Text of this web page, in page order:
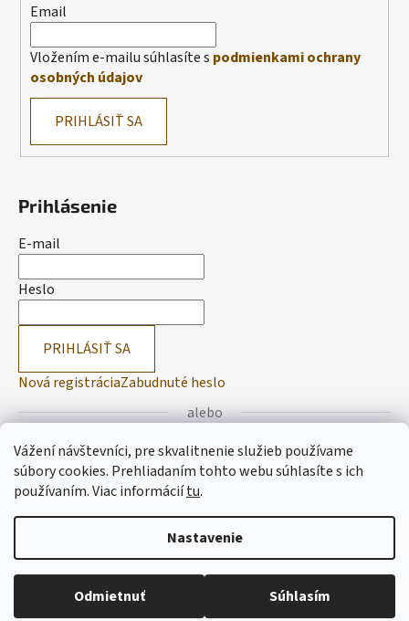
Vážení návštevníci, pre skvalitnenie služieb používame
súbory cookies. Prehliadaním tohto webu súhlasíte s ich
používaním.Viac informáciítu.
Nastavenie
Odmietnuť Súhlasím
Email
Vložením e-mailu súhlasíte s podmienkami ochrany
osobných údajov
PRIHLÁSIŤ SA
Prihlásenie
E-mail
Heslo
PRIHLÁSIŤ SA
Nová registráciaZabudnuté heslo
alebo
Prihlásiť sa cez Facebook
Prihlásiť sa cez Google
Vytvoril Shoptet
Copyright 2026Lemitas . Všetky práva vyhradené.